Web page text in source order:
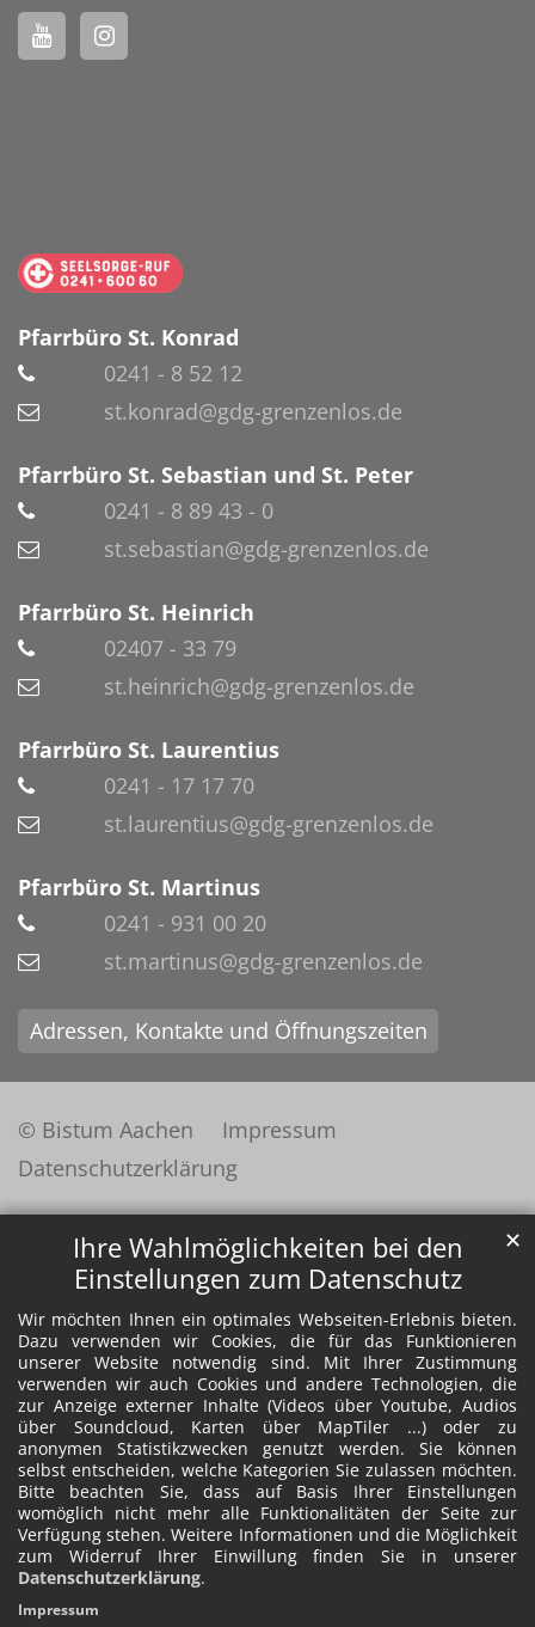
Ihre Wahlmöglichkeiten bei den
Einstellungen zum Datenschutz
Wir möchten Ihnen ein optimales Webseiten-Erlebnis bieten.
Dazu verwenden wir Cookies, die für das Funktionieren
unserer Website notwendig sind. Mit Ihrer Zustimmung
verwenden wir auch Cookies und andere Technologien, die
zur Anzeige externer Inhalte (Videos über Youtube, Audios
über Soundcloud, Karten über MapTiler ...) oder zu
anonymen Statistikzwecken genutzt werden. Sie können
selbst entscheiden, welche Kategorien Sie zulassen möchten.
Bitte beachten Sie, dass auf Basis Ihrer Einstellungen
womöglich nicht mehr alle Funktionalitäten der Seite zur
Verfügung stehen. Weitere Informationen und die Möglichkeit
zum Widerruf Ihrer Einwillung finden Sie in unserer
Datenschutzerklärung.
✕
Impressum
Pfarrbüro St. Konrad
0241 - 8 52 12
st.konrad@gdg-grenzenlos.de
Pfarrbüro St. Sebastian und St. Peter
0241 - 8 89 43 - 0
st.sebastian@gdg-grenzenlos.de
Pfarrbüro St. Heinrich
02407 - 33 79
st.heinrich@gdg-grenzenlos.de
Pfarrbüro St. Laurentius
0241 - 17 17 70
st.laurentius@gdg-grenzenlos.de
Pfarrbüro St. Martinus
0241 - 931 00 20
st.martinus@gdg-grenzenlos.de
Adressen, Kontakte und Öffnungszeiten
© Bistum Aachen
Impressum
Datenschutzerklärung